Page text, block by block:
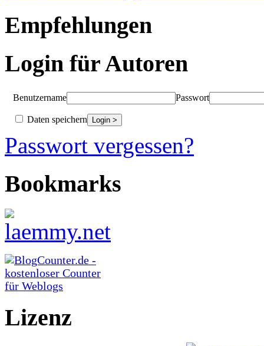
Empfehlungen
Login für Autoren
Benutzername Passwort
Daten speichern
Passwort vergessen?
Bookmarks
Lizenz